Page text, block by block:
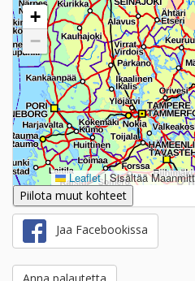
+
−
Leaflet |Sisältää
Piilota muut kohteet
Jaa Facebookissa